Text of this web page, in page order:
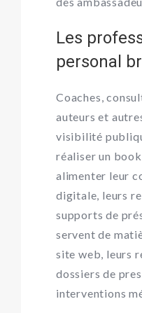
Les
personal
Coaches,
auteurs et
visibilité
réaliser un
alimenter leur
digitale, leurs
supports de
servent de
site web, leurs
dossiers de
interventions